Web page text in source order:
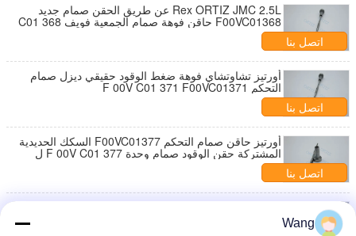
Rex ORTIZ JMC 2.5L عن طريق الحقن صمام جديد
F00VC01368 حاقن فوهة صمام الجمعية فويف C01 368
اتصل بنا
أورتيز تشاوتشاي فوهة ضغط الوقود حقيقي ديزل صمام
التحكم F 00V C01 371 F00VC01371
اتصل بنا
أورتيز حاقن صمام التحكم F00VC01377 السكك الحديدية
المشتركة حقن الوقود صمام وحدة F 00V C01 377 ل
0445110362
اتصل بنا
Wang